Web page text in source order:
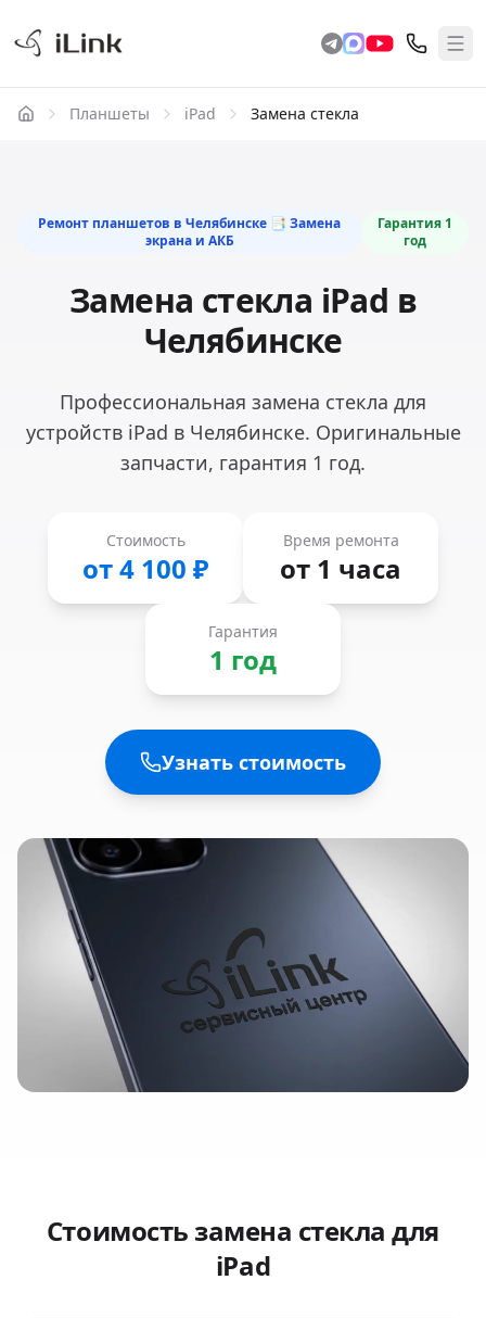
Планшеты iPad Замена стекла
Ремонт планшетов в Челябинске 📑 Замена
экрана и АКБ
Гарантия 1
год
Замена стекла iPad в
Челябинске
Профессиональная замена стекла для
устройств iPad в Челябинске. Оригинальные
запчасти, гарантия 1 год.
Стоимость
от 4 100 ₽
Время ремонта
от 1 часа
Гарантия
1 год
Узнать стоимость
Стоимость замена стекла для
iPad